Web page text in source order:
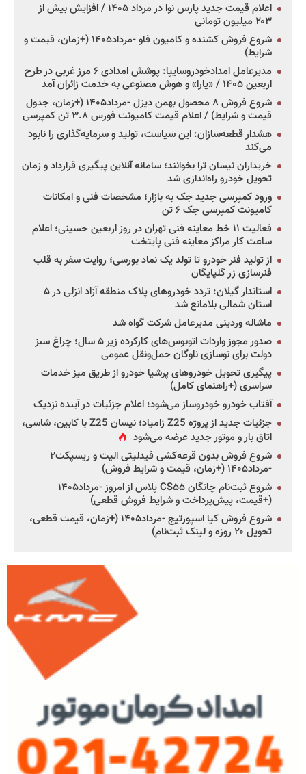
اعلام قیمت جدید پارس نوا در مرداد ۱۴۰۵ / افزایش بیش از
۲۰۳ میلیون تومانی
شروع فروش کشنده و کامیون فاو -مرداد۱۴۰۵ (+زمان، قیمت و
شرایط)
مدیرعامل امدادخودروسایپا: پوشش امدادی ۶ مرز غربی در طرح
اربعین ۱۴۰۵ / «یارا» و هوش مصنوعی به خدمت زائران آمد
شروع فروش ۸ محصول بهمن دیزل -مرداد۱۴۰۵ (+زمان، جدول
قیمت و شرایط) / اعلام قیمت کامیونت فورس ۳.۸ تن کمپرسی
هشدار قطعه‌سازان: این سیاست، تولید و سرمایه‌گذاری را نابود
می‌کند
خریداران نیسان ترا بخوانند؛ سامانه آنلاین پیگیری قرارداد و زمان
تحویل خودرو راه‌اندازی شد
ورود کمپرسی جدید جک به بازار؛ مشخصات فنی و امکانات
کامیونت کمپرسی جک ۶ تن
فعالیت ۱۱ خط معاینه فنی تهران در روز اربعین حسینی؛ اعلام
ساعت کار مراکز معاینه فنی پایتخت
از تولید فنر خودرو تا تولد یک نماد بورسی؛ روایت سفر به قلب
فنرسازی زر گلپایگان
استاندار گیلان: تردد خودروهای پلاک منطقه آزاد انزلی در ۵
استان شمالی بلامانع شد
ماشاله وردینی مدیرعامل شرکت گواه شد
صدور مجوز واردات اتوبوس‌های کارکرده زیر ۵ سال؛ چراغ سبز
دولت برای نوسازی ناوگان حمل‌ونقل عمومی
پیگیری تحویل خودروهای پرشیا خودرو از طریق میز خدمات
سراسری (+راهنمای کامل)
آفتاب خودرو خودروساز می‌شود؛ اعلام جزئیات در آینده نزدیک
جزئیات جدید از پروژه Z25 زامیاد؛ نیسان Z25 با کابین، شاسی،
اتاق بار و موتور جدید عرضه می‌شود
شروع فروش بدون قرعه‌کشی فیدلیتی الیت و ریسپکت۲
-مرداد۱۴۰۵ (+زمان، قیمت و شرایط فروش)
شروع ثبت‌نام چانگان CS۵۵ پلاس از امروز -مرداد۱۴۰۵
(+قیمت، پیش‌پرداخت و شرایط فروش قطعی)
شروع فروش کیا اسپورتیج -مرداد۱۴۰۵ (+زمان، قیمت قطعی،
تحویل ۲۰ روزه و لینک ثبت‌نام)